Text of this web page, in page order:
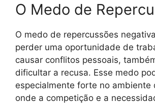
O Medo de
O medo de repercussões
perder uma oportunidade de
causar conflitos pessoais,
dificultar a recusa. Esse medo
especialmente forte no ambiente
onde a competição e a